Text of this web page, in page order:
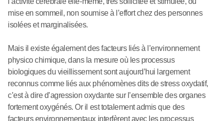
mise en sommeil, non soumise à l’effort chez des personnes
isolées et marginalisées.
Mais il existe également des facteurs liés à l’environnement
physico chimique, dans la mesure où les processus
biologiques du vieillissement sont aujourd’hui largement
reconnus comme liés aux phénomènes dits de stress oxydatif,
c’est à dire d’agression oxydante sur l’ensemble des organes
fortement oxygénés. Or il est totalement admis que des
facteurs environnementaux interfèrent avec les processus